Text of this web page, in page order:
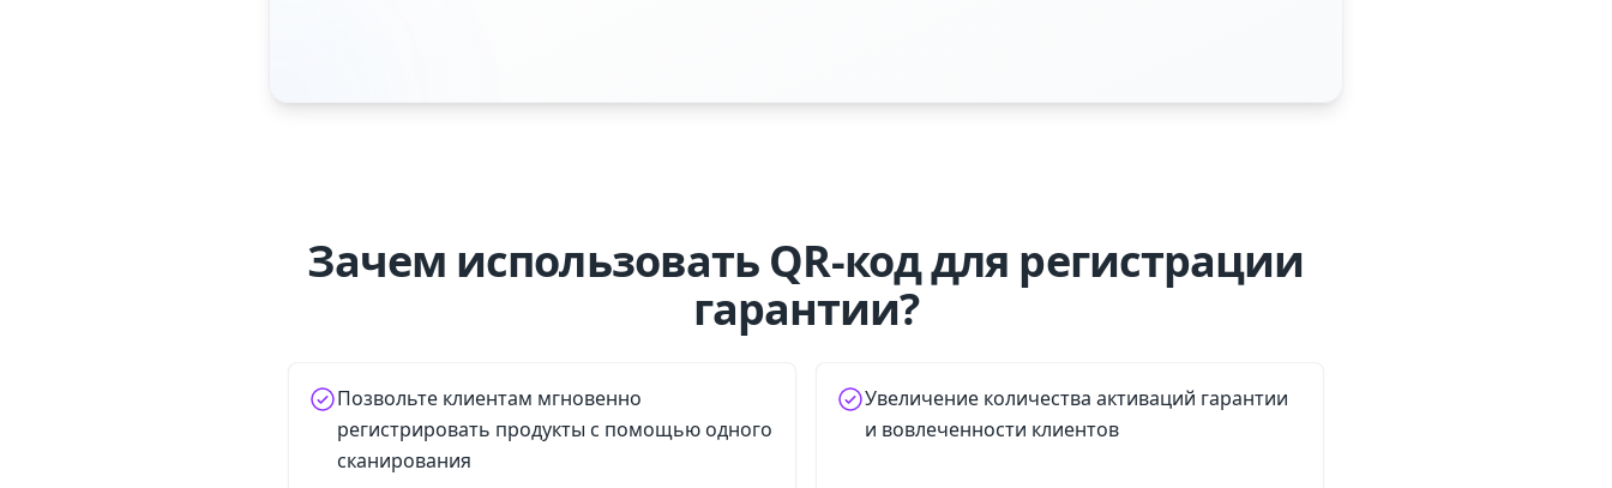
Зачем использовать QR-код для регистрации
гарантии?
Позвольте клиентам мгновенно
регистрировать продукты с помощью одного
сканирования
Увеличение количества активаций гарантии
и вовлеченности клиентов